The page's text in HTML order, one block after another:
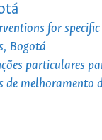
for
Bogotá
particulares
de melhoramento